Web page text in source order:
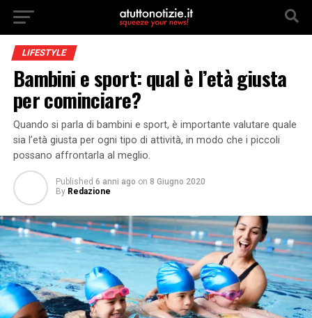
LIFESTYLE
Bambini e sport: qual è l’età giusta
per cominciare?
Quando si parla di bambini e sport, è importante valutare quale
sia l’età giusta per ogni tipo di attività, in modo che i piccoli
possano affrontarla al meglio.
Published 6 anni ago on 8 Giugno 2020
By Redazione